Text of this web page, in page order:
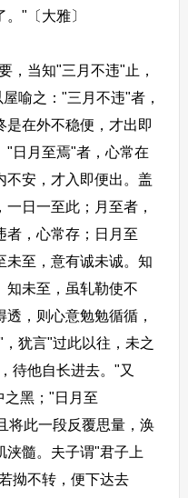
"〔大雅〕
当知"三月不违"止，
喻之："三月不违"者，
是在外不稳便，才出即
"日月至焉"者，心常在
不安，才入即便出。盖
日一至此；月至者，
者，心常存；日月至
未至，意有诚未诚。知
知未至，虽轧勒使不
，则心意勉勉循循，
犹言"过此以往，未之
待他自长进去。"又
之黑；"日月至
将此一段反覆思量，涣
浃髓。夫子谓"君子上
拗不转，便下达去